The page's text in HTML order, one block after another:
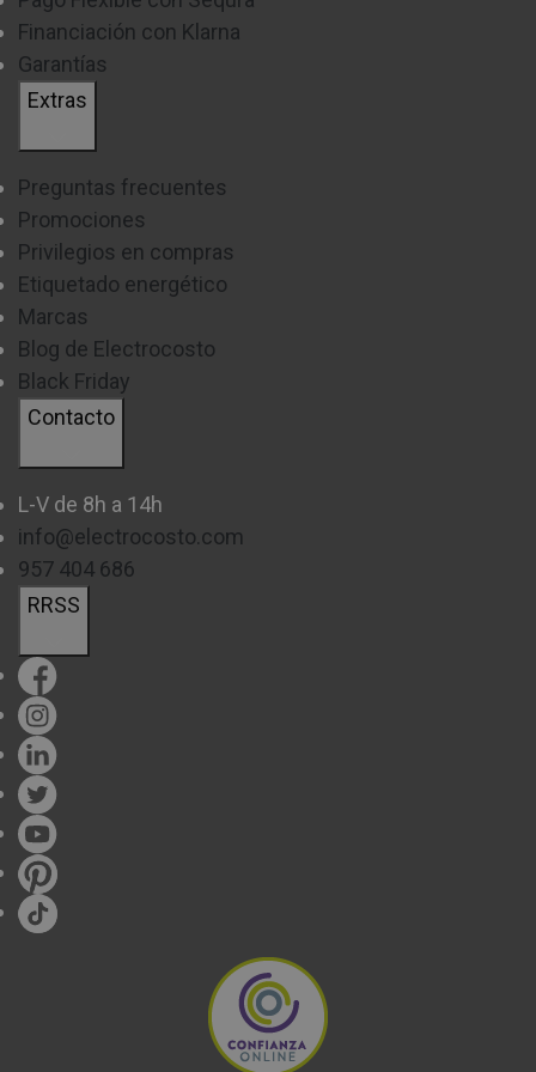
Dimensiones de producto:
medidas del producto en sí, también deberás
tener en cuenta el encastre. Estas son las
dimensiones de la zona del mueble en la que irán
modificaciones previas a su instalación.
recipientes, indicador de calor residual, etc,
puedes echar un vistazo a la ficha del producto
de tu interés para comprobarlo.
PLACA DE INDUCCIÓN?
Antes de realizar tu compra, te recomendamos que
midas tu cocina y calcules cuál es el número de
zonas de cocción que utilizas normalmente. Te será
comprendidos entre los 60-70cm, hasta las más
grandes, con 95cm de ancho.
En cuanto al número de fuegos, podrás encontrar
Financiación con Klarna
Garantías
Extras
Preguntas frecuentes
Promociones
Privilegios en compras
Etiquetado energético
Marcas
Blog de Electrocosto
Black Friday
Contacto
L-V de 8h a 14h
info@electrocosto.com
957 404 686
RRSS